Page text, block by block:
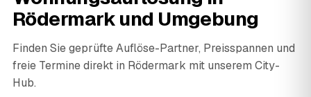
In vielen Fällen ja: Als haushaltsnahe Dienstleistung
lassen sich Arbeits- und Fahrtkosten anteilig von der
Steuer absetzen, bei einer Auflösung im Erbfall unter
Umständen als Nachlassverbindlichkeit. Sie erhalten eine
ordentliche Rechnung mit ausgewiesenem Lohnanteil; die
genaue Anrechnung klären Sie mit Ihrem Steuerberater.
Rödermarkund Umgebung
Finden Sie geprüfte Auflöse-Partner, Preisspannen und
freie Termine direkt in Rödermark mit unserem City-
Hub.